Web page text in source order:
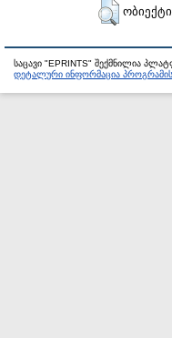
საცავი "EPRINTS" შექმნილია
დეტალური ინფორმაცია პროგრამის